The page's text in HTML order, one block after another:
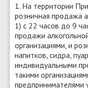
1. На территории
розничная продажа
1) с 22 часов до 9
продажи
организациями, и
напитков, сидра,
индивидуальными
такими
предпринимателями